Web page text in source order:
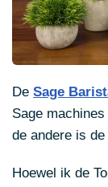
De Sage
Sage
de andere is de
Hoewel ik de